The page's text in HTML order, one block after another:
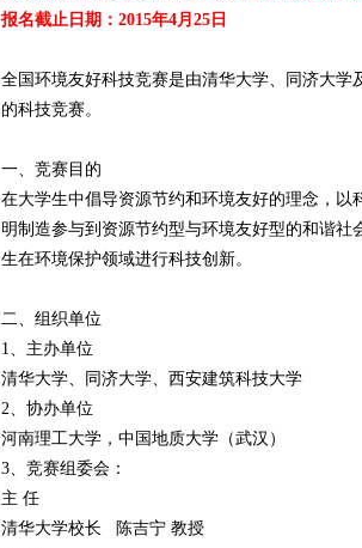
报名截止日期：2015年4月25日
全国环境友好科技竞赛是由清华大学、同济大
的科技竞赛。
一、竞赛目的
在大学生中倡导资源节约和环境友好的理念，
明制造参与到资源节约型与环境友好型的和谐
生在环境保护领域进行科技创新。
二、组织单位
1、主办单位
清华大学、同济大学、西安建筑科技大学
2、协办单位
河南理工大学，中国地质大学（武汉）
3、竞赛组委会：
主 任
清华大学校长 陈吉宁 教授